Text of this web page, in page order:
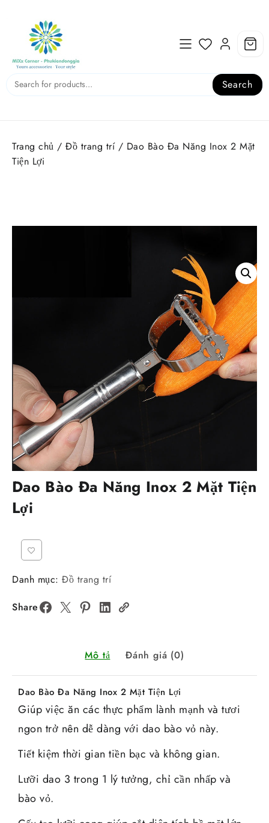
content
Search
Trang chủ / Đồ trang trí/ Dao Bào Đa Năng Inox 2 Mặt
Tiện Lợi
Dao Bào Đa Năng Inox 2 Mặt Tiện
Lợi
Danh mục: Đồ trang trí
Share
Mô tả Đánh giá (0)
Dao Bào Đa Năng Inox 2 Mặt Tiện Lợi
Giúp việc ăn các thực phẩm lành mạnh và tươi
ngon trở nên dễ dàng với dao bào vỏ này.
Tiết kiệm thời gian tiền bạc và không gian.
Lưỡi dao 3 trong 1 lý tưởng, chỉ cần nhấp và
bào vỏ.